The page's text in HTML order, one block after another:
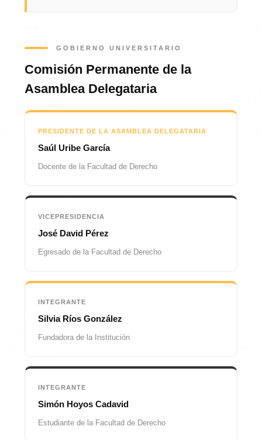
GOBIERNO UNIVERSITARIO
Comisión Permanente de la
Asamblea Delegataria
PRESIDENTE DE LA ASAMBLEA DELEGATARIA
Saúl Uribe García
Docente de la Facultad de Derecho
VICEPRESIDENCIA
José David Pérez
Egresado de la Facultad de Derecho
INTEGRANTE
Silvia Ríos González
Fundadora de la Institución
INTEGRANTE
Simón Hoyos Cadavid
Estudiante de la Facultad de Derecho